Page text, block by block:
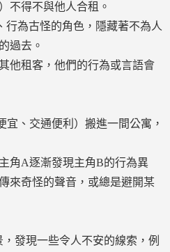
不得不與他人合租。
行為古怪的角色，隱藏著不為人
過去。
他租客，他們的行為或言語會
、交通便利）搬進一間公寓，
角A逐漸發現主角B的行為異
來奇怪的聲音，或總是避開某
發現一些令人不安的線索，例